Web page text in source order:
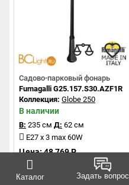
Каталог Задать вопрос
Садово-парковый фонарь
Fumagalli G25.157.S30.AZF1R
Коллекция: Globe 250
В наличии
В: 235 см Д: 62 см
E27 x 3 max 60W
Цена: 48 769 Р.
Купить